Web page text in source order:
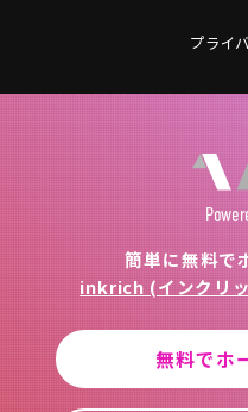
プライ
簡単に無料で
inkrich (インクリ
無料でホ